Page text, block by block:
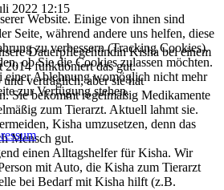
2022 12:15
Dauerpflegehündin Kisha bei einem
2014 funktioniert das gut.
verträglich, aber sie hat
Sie bekommt regelmäßig Medikamente
zum Tierarzt. Aktuell lahmt sie.
Kisha umzusetzen, denn das
Mensch gut.
einen Alltagshelfer für Kisha. Wir
mit Auto, die Kisha zum Tierarzt
bei Bedarf mit Kisha hilft (z.B.
Website. Einige von ihnen sind
Seite, während andere uns helfen, diese
zu verbessern (Tracking Cookies).
ob Sie die Cookies zulassen möchten.
einer Ablehnung womöglich nicht mehr
zur Verfügung stehen.